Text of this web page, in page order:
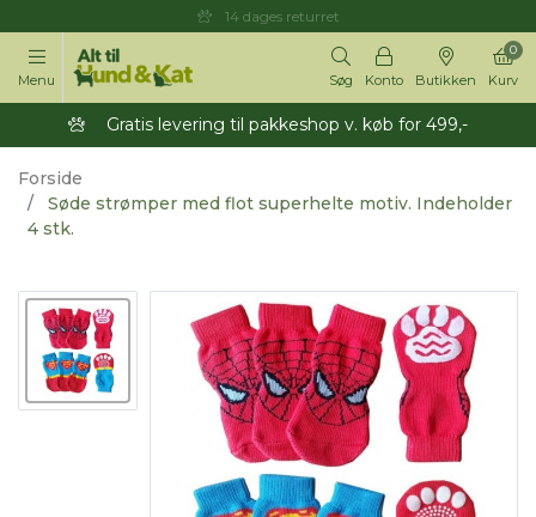
14 dages returret
Menu Søg Konto Butikken Kurv
0
Gratis levering til pakkeshop v. køb for 499,-
Forside
Søde strømper med flot superhelte motiv. Indeholder
4 stk.